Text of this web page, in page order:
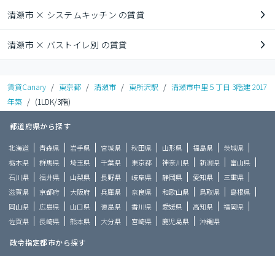
清瀬市 × システムキッチン の賃貸
清瀬市 × バストイレ別 の賃貸
賃貸Canary / 東京都 / 清瀬市 / 東所沢駅 / 清瀬市中里５丁目 3階建 2017
年築 / (1LDK/3階)
都道府県から探す
北海道 青森県 岩手県 宮城県 秋田県 山形県 福島県
茨城県
栃木県
群馬県 埼玉県 千葉県 東京都 神奈川県 新潟県
富山県
石川県
福井県 山梨県 長野県 岐阜県 静岡県 愛知県
三重県
滋賀県
京都府 大阪府 兵庫県 奈良県 和歌山県 鳥取県
島根県
岡山県
広島県 山口県 徳島県 香川県 愛媛県 高知県
福岡県
佐賀県
長崎県 熊本県 大分県 宮崎県 鹿児島県 沖縄県
政令指定都市から探す